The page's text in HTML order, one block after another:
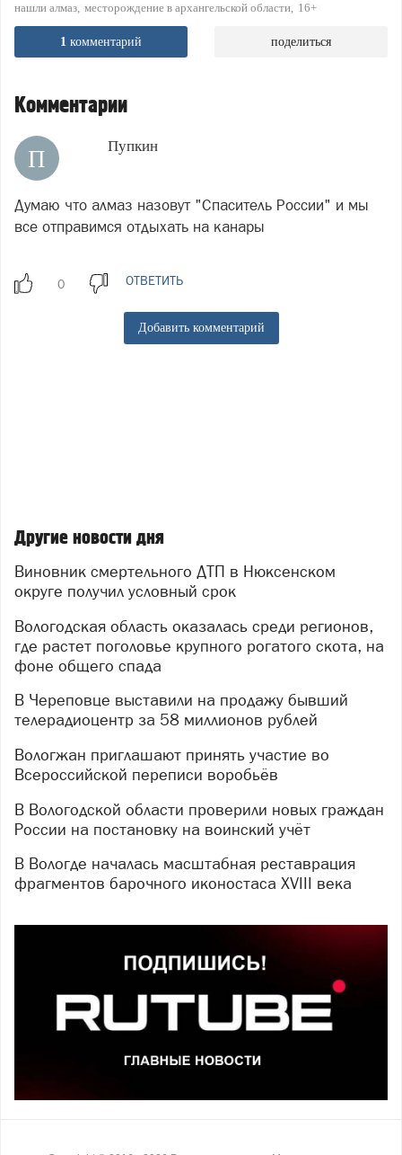
нашли алмаз месторождение в архангельской области 16+
1 комментарий поделиться
Комментарии
П Пупкин
Думаю что алмаз назовут "Спаситель России" и мы
все отправимся отдыхать на канары
ОТВЕТИТЬ
Добавить комментарий
Другие новости дня
Виновник смертельного ДТП в Нюксенском
округе получил условный срок
Вологодская область оказалась среди регионов,
где растет поголовье крупного рогатого скота, на
фоне общего спада
В Череповце выставили на продажу бывший
телерадиоцентр за 58 миллионов рублей
Вологжан приглашают принять участие во
Всероссийской переписи воробьёв
В Вологодской области проверили новых граждан
России на постановку на воинский учёт
В Вологде началась масштабная реставрация
фрагментов барочного иконостаса XVIII века